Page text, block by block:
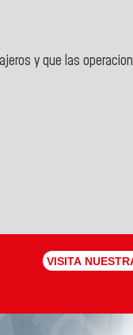
y que las
VISITA